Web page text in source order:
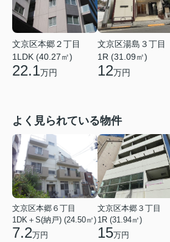
文京区本郷２丁目
1LDK (40.27㎡)
22.1万円
文京区湯島３丁目
1R (31.09㎡)
12万円
よく見られている物件
文京区本郷６丁目
1DK＋S(納戸) (24.50㎡)
7.2万円
文京区本郷３丁目
1R (31.94㎡)
15万円